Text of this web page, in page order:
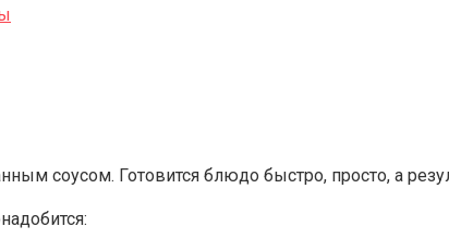
соусом. Готовится блюдо быстро, просто, а